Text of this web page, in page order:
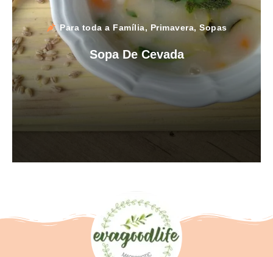
Para toda a Família, Primavera, Sopas
Sopa De Cevada